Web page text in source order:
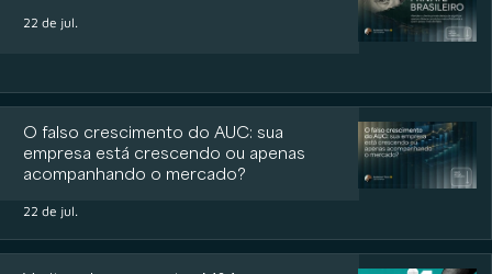
22 de jul.
O falso crescimento do AUC: sua
empresa está crescendo ou apenas
acompanhando o mercado?
22 de jul.